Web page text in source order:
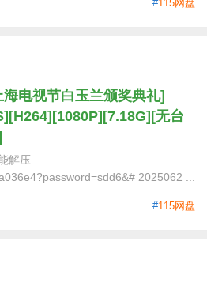
#115网盘
电视节白玉兰颁奖典礼]
无台
解压
2025062 ...
#115网盘